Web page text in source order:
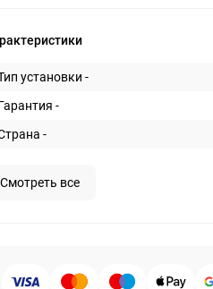
установки -
-
-
Смотреть все